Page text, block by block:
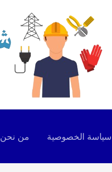
سياسة الخصوصية من نحن